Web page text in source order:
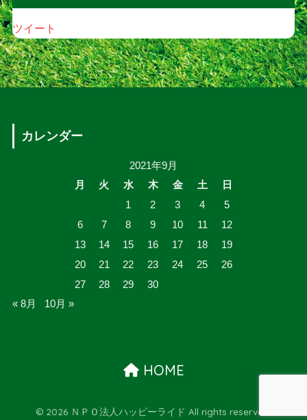
ツイート
カレンダー
2021年9月
月
火 水 木 金 土
日
1
2 3 4
5
6
7 8 9 10 11
12
13
14 15 16 17 18
19
20
21 22 23 24 25
26
27
28 29
30
« 8月
10月 »
HOME
© 2026 ＮＰＯ法人ハッピーライド All rights reserved.